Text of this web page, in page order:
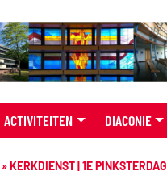
ACTIVITEITEN DIACONIE
»KERKDIENST | 1E PINKSTERDAG